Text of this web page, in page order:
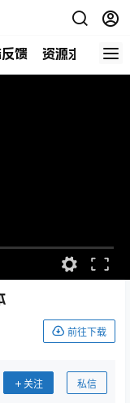
馈 资源求助 商
前往下载
关注 私信